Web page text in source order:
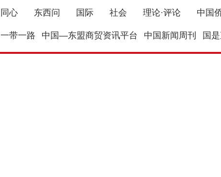
同心 东西问 国际 社会 理论·评论 中国
一带一路 中国—东盟商贸资讯平台 中国新闻周刊 国